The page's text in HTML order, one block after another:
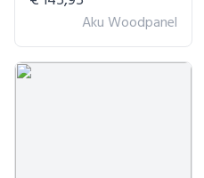
Aku Woodpanel